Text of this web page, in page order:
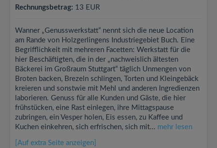
Rechnungsbetrag: 13 EUR
Wanner „Genusswerkstatt“ nennt sich die neue Location
am Rande von Holzgerlingens Industriegebiet Buch. Eine
Begrifflichkeit mit mehreren Facetten: Werkstatt für die
hier Beschäftigten, die in der „nachweislich ältesten
Bäckerei im Großraum Stuttgart“ täglich Unmengen von
Broten backen, Brezeln schlingen, Torten und Kleingebäck
kreieren und sonstwie mit Mehl und anderen Ingredienzen
laborieren. Genuss für alle Kunden und Gäste, die hier
frühstücken, eine Rast einlegen, ihre Mittagspause
zubringen, ein Vesper holen, Eis essen, zu Kaffee und
Kuchen einkehren, sich erfrischen, sich mit... mehr lesen
[Auf extra Seite anzeigen]